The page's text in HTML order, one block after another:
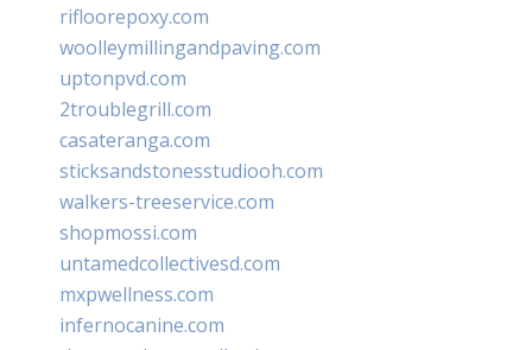
rifloorepoxy.com
woolleymillingandpaving.com
uptonpvd.com
2troublegrill.com
casateranga.com
sticksandstonesstudiooh.com
walkers-treeservice.com
shopmossi.com
untamedcollectivesd.com
mxpwellness.com
infernocanine.com